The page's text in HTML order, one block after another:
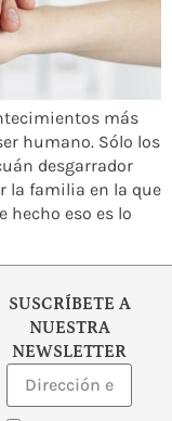
más
humano. Sólo los
desgarrador
la familia en la que
hecho eso es lo
SUSCRÍBETE A
NUESTRA
NEWSLETTER